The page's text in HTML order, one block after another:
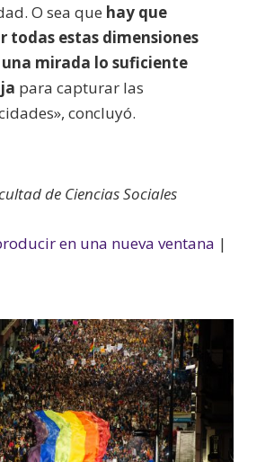
O sea que hay que
todas estas dimensiones
mirada lo suficiente
para capturar las
concluyó.
de Ciencias Sociales
en una nueva ventana |